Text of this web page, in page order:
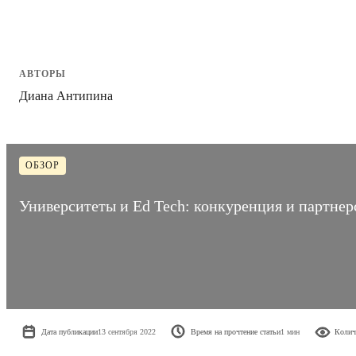
АВТОРЫ
Диана Антипина
ОБЗОР
Университеты и Ed Tech: конкуренция и
Дата публикации13 сентября 2022 Время на прочтение статьи1 мин